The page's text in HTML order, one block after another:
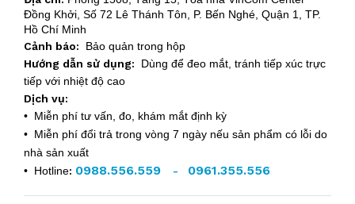
Đồng Khởi, Số 72 Lê Thánh Tôn, P. Bến Nghé, Quận 1, TP.
Hồ Chí Minh
Cảnh báo: Bảo quản trong hộp
Hướng dẫn sử dụng: Dùng để đeo mắt, tránh tiếp xúc trực
tiếp với nhiệt độ cao
Dịch vụ:
• Miễn phí tư vấn, đo, khám mắt định kỳ
• Miễn phí đổi trả trong vòng 7 ngày nếu sản phẩm có lỗi do
nhà sản xuất
• Hotline: 0988.556.559 - 0961.355.556